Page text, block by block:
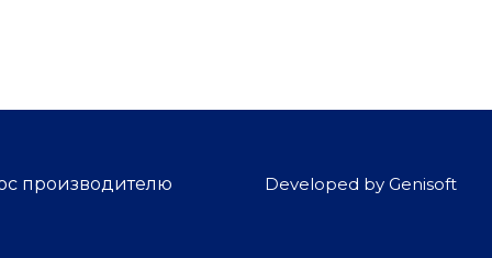
производителю Developed by Genisoft